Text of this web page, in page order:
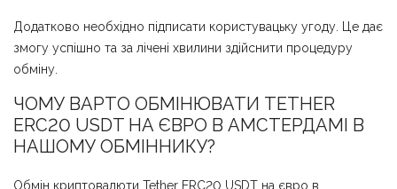
Додатково необхідно підписати користувацьку угоду. Це дає
змогу успішно та за лічені хвилини здійснити процедуру
обміну.
ЧОМУ ВАРТО ОБМІНЮВАТИ TETHER
ERC20 USDT НА ЄВРО В АМСТЕРДАМІ В
НАШОМУ ОБМІННИКУ?
Обмін криптовалюти Tether ERC20 USDT на євро в